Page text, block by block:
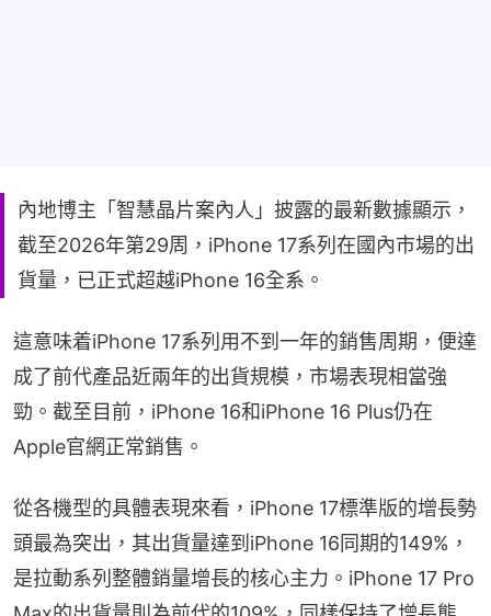
內地博主「智慧晶片案內人」披露的最新數據顯示，
截至2026年第29周，iPhone 17系列在國內市場的出
貨量，已正式超越iPhone 16全系。
這意味着iPhone 17系列用不到一年的銷售周期，便達
成了前代產品近兩年的出貨規模，市場表現相當強
勁。截至目前，iPhone 16和iPhone 16 Plus仍在
Apple官網正常銷售。
從各機型的具體表現來看，iPhone 17標準版的增長勢
頭最為突出，其出貨量達到iPhone 16同期的149%，
是拉動系列整體銷量增長的核心主力。iPhone 17 Pro